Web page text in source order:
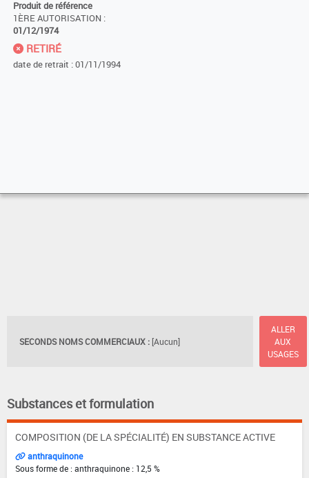
Produit de référence
1ÈRE AUTORISATION :
01/12/1974
RETIRÉ
date de retrait : 01/11/1994
SECONDS NOMS COMMERCIAUX : [Aucun]
ALLER
AUX
USAGES
Substances et formulation
COMPOSITION (DE LA SPÉCIALITÉ) EN SUBSTANCE ACTIVE
anthraquinone
Sous forme de : anthraquinone : 12,5 %